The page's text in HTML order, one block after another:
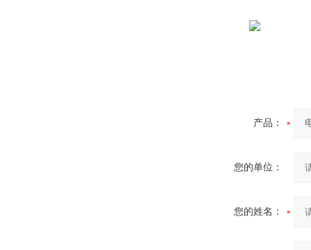
产品：
您的单位：
您的姓名：